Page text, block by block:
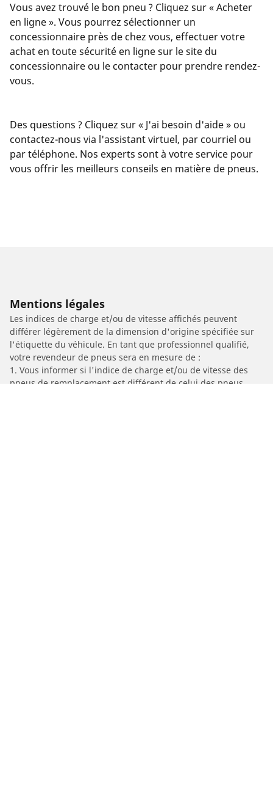
Vous avez trouvé le bon pneu ? Cliquez sur « Acheter
en ligne ». Vous pourrez sélectionner un
concessionnaire près de chez vous, effectuer votre
achat en toute sécurité en ligne sur le site du
concessionnaire ou le contacter pour prendre rendez-
vous.
Des questions ? Cliquez sur « J'ai besoin d'aide » ou
contactez-nous via l'assistant virtuel, par courriel ou
par téléphone. Nos experts sont à votre service pour
vous offrir les meilleurs conseils en matière de pneus.
Mentions légales
Les indices de charge et/ou de vitesse affichés peuvent
différer légèrement de la dimension d'origine spécifiée sur
l'étiquette du véhicule. En tant que professionnel qualifié,
votre revendeur de pneus sera en mesure de :
1. Vous informer si l'indice de charge et/ou de vitesse des
pneus de remplacement est différent de celui des pneus